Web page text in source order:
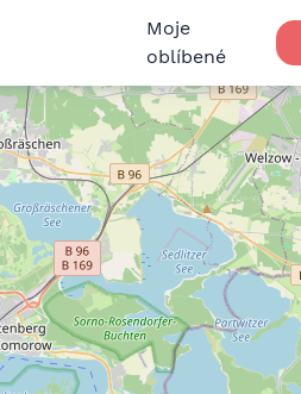
Moje
oblíbené